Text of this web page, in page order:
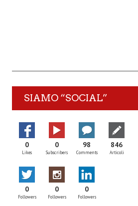
SIAMO “SOCIAL”
0
Likes
0
Subscribers
98
Comments
846
Articoli
0
Followers
0
Followers
0
Followers